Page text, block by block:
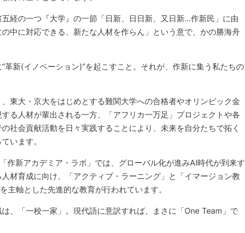
経の一つ『大学』の一節「日新、日日新、又日新…作新民」に由
中に対応できる、新たな人材を作らん」という意で、かの勝海舟
革新(イノベーション)”を起こすこと。それが、作新に集う私たちの
、東大・京大をはじめとする難関大学への合格者やオリンピック金
る人材が輩出される一方、「アフリカ一万足」プロジェクトや各
社会貢献活動を日々実践することにより、未来を自分たちで拓く
います。
作新アカデミア・ラボ」では、グローバル化が進みAI時代が到来す
材育成に向け、「アクティブ・ラーニング」と「イマージョン教
主軸とした先進的な教育が行われています。
、「一校一家」。現代語に意訳すれば、まさに「One Team」で